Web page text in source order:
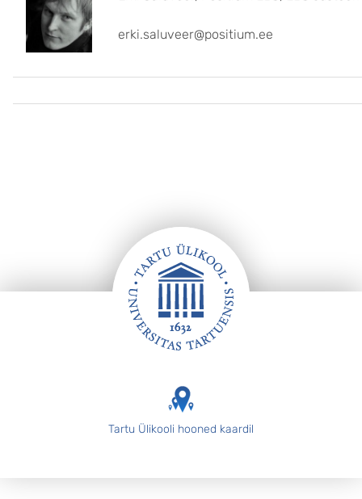
erki.saluveer@positium.ee
Tartu Ülikooli hooned kaardil